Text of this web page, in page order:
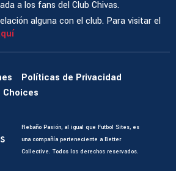
a los fans del Club Chivas.
alguna con el club. Para visitar el
Políticas de Privacidad
Choices
Rebaño Pasión, al igual que Futbol Sites, es
una compañía perteneciente a Better
Collective. Todos los derechos reservados.